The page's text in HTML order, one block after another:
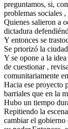
preguntamos, si,
problemas sociales
Quienes salieron a
dictadura
Y entonces se
Se priorizó la
Y se opone a la
de cuestionar ,
comunitariamente
Hacia ese proyecto
barriales que en la
Hubo un tiempo
Repitiendo la
cambiar el gobierno